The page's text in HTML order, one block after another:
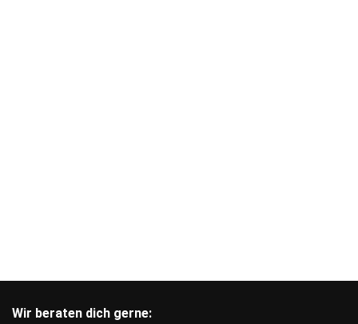
Wir beraten dich gerne: